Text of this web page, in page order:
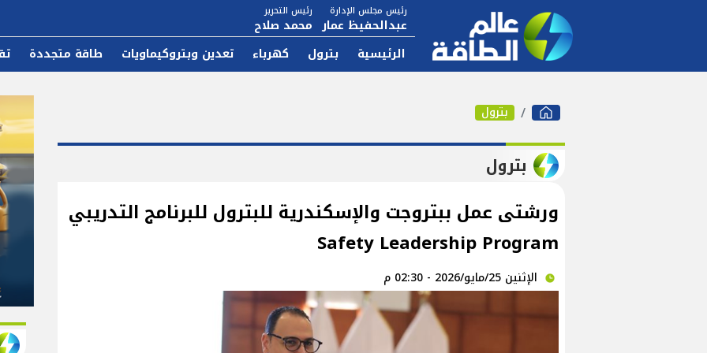
رئيس مجلس الإدارة
عبدالحفيظ عمار
رئيس التحرير
محمد صلاح
الرئيسية بترول كهرباء تعدين وبتروكيماويات طاقة متجددة
بترول
بترول
ورشتى عمل ببتروجت والإسكندرية للبترول للبرنامج التدريبي
Safety Leadership Program
الإثنين 25/مايو/2026 - 02:30 م